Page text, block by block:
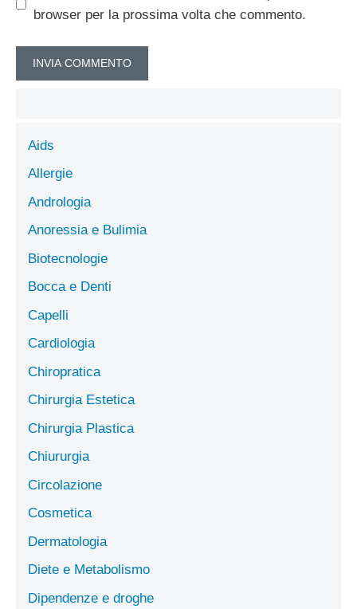
browser per la prossima volta che commento.
Aids
Allergie
Andrologia
Anoressia e Bulimia
Biotecnologie
Bocca e Denti
Capelli
Cardiologia
Chiropratica
Chirurgia Estetica
Chirurgia Plastica
Chiururgia
Circolazione
Cosmetica
Dermatologia
Diete e Metabolismo
Dipendenze e droghe